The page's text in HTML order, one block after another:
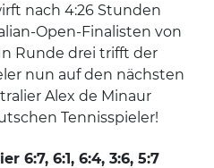
nach 4:26 Stunden
Open-Finalisten von
Runde drei trifft der
nun auf den nächsten
Alex de Minaur
Tennisspieler!
6:7, 6:1, 6:4, 3:6, 5:7